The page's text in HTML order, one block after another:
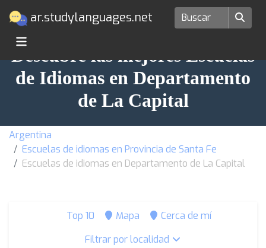
ar.studylanguages.net
Descubre las mejores Escuelas
de Idiomas en Departamento
de La Capital
Argentina
Escuelas de idiomas en Provincia de Santa Fe
Escuelas de idiomas en Departamento de La Capital
Top 10 Mapa
Cerca de mí
Filtrar por localidad